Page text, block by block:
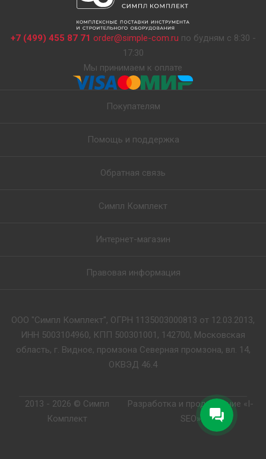
+7 (499) 455 87 71 order@simple-com.ru по будням с 8:30 -
17:30
Мы принимаем к оплате
Покупателям
Помощь и поддержка
Обратная связь
Симпл Комплект
Интернет-магазин
Правовая информация
ООО "Симпл Комплект", ОГРН 1135003000813 от 12.03.2013,
ИНН 5003104960, КПП 500301001, 142700, Московская
область, г. Видное, промзона Северная промзона, вл. 14,
ОКВЭД 46.4
2013 - 2026 © Симпл
Комплект
Разработка и продвижение «I-
SEO»